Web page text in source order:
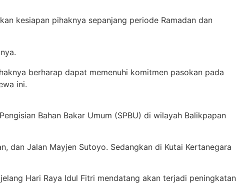
kesiapan pihaknya sepanjang periode Ramadan dan
berharap dapat memenuhi komitmen pasokan pada
ini.
Bahan Bakar Umum (SPBU) di wilayah Balikpapan
dan Jalan Mayjen Sutoyo. Sedangkan di Kutai Kertanegara
Hari Raya Idul Fitri mendatang akan terjadi peningkatan